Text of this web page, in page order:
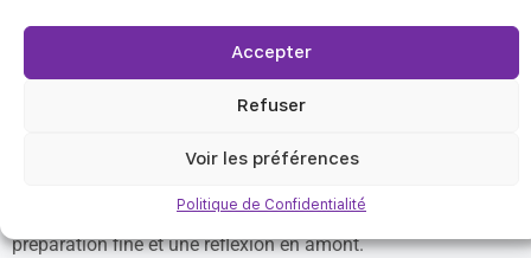
Accepter
Refuser
Voir les préférences
Politique de Confidentialité
6. Construire des exercices cohérents
👩🏻‍🏫
Cacher une odeur au hasard, ce n’est pas entraîner!
Un bon exercice a une intention claire. Il demande une
préparation fine et une réflexion en amont.